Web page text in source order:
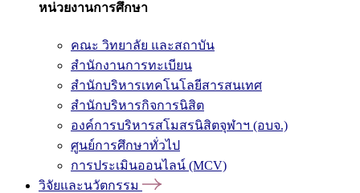
หน่วยงานการศึกษา
คณะ วิทยาลัย และสถาบัน
สำนักงานการทะเบียน
สำนักบริหารเทคโนโลยีสารสนเทศ
สำนักบริหารกิจการนิสิต
องค์การบริหารสโมสรนิสิตจุฬาฯ (อบจ.)
ศูนย์การศึกษาทั่วไป
การประเมินออนไลน์ (MCV)
วิจัยและนวัตกรรม